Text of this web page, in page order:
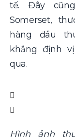
tế. Đây
Somerset,
hàng đầu
khẳng định
qua.
Hình ảnh